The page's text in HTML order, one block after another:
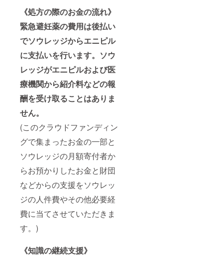
《処方の際のお金の流れ》
緊急避妊薬の費用は後払い
でソウレッジからエニピル
に支払いを行います。ソウ
レッジがエニピルおよび医
療機関から紹介料などの報
酬を受け取ることはありま
せん。
(このクラウドファンディン
グで集まったお金の一部と
ソウレッジの月額寄付者か
らお預かりしたお金と財団
などからの支援をソウレッ
ジの人件費やその他必要経
費に当てさせていただきま
す。)
《知識の継続支援》